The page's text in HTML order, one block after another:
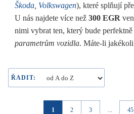
Škoda, Volkswagen), které splňují
U nás najdete více než 300 EGR
nimi vybrat ten, který bude
parametrům vozidla. Máte-li
ŘADIT:
1 2 3 ... 45